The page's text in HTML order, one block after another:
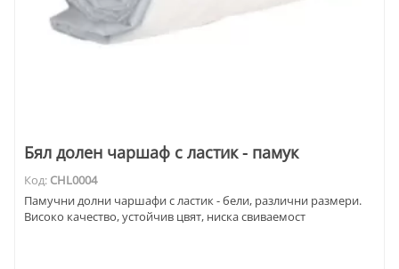
Бял долен чаршаф с ластик - памук
Код: CHL0004
Памучни долни чаршафи с ластик - бели, различни размери.
Високо качество, устойчив цвят, ниска свиваемост